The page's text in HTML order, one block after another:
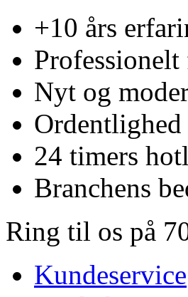
+10 års
Nyt og
24 timers
Branchens
Ring til os på
Kundeservice